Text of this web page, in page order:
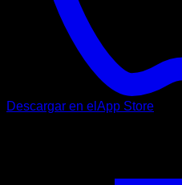
Descargar en el App Store